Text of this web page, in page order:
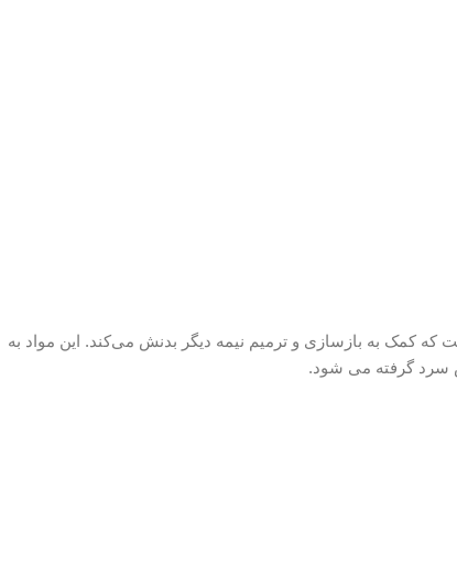
کمک به بازسازی و ترمیم نیمه دیگر بدنش می‌کند. این مواد به
سرد گرفته می شود.